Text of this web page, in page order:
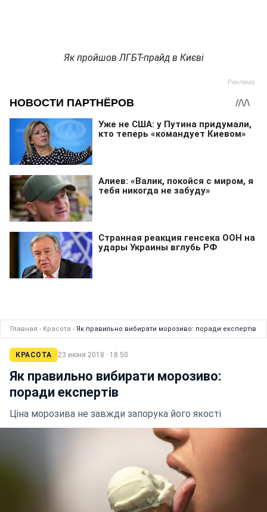
Як пройшов ЛГБТ-прайд в Києві
Главная › Красота › Як правильно вибирати морозиво: поради експертів
КРАСОТА 23 июня 2018 · 18:50
Як правильно вибирати морозиво:
поради експертів
Ціна морозива не завжди запорука його якості